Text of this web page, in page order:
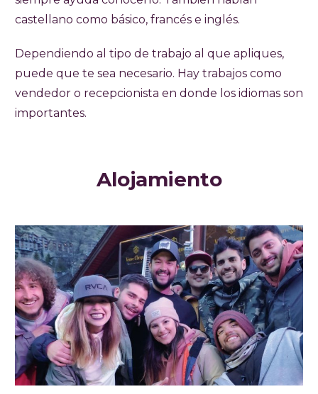
castellano como básico, francés e inglés.
Dependiendo al tipo de trabajo al que apliques,
puede que te sea necesario. Hay trabajos como
vendedor o recepcionista en donde los idiomas son
importantes.
Alojamiento